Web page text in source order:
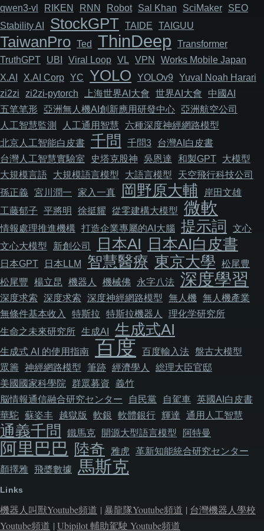
qwen3-vl
RIKEN RNN Robot Sal Khan SciMaker
SEO
Stability AI
StockGPT TAIDE TAIGUU
TaiwanPro Ted ThinDeep
Transformer
TruthGPT
UBI Viral Loop VL VPN
Works Mobile Japan
X.AI
X.AI Corp YC YOLO YOLOv9
Yuval Noah Harari
zi2zi
zi2zi-pytorch 上海世界AI大會 世界AI大會
中國AI
五笔笔形
亞洲無人機AI創新應用研發中心 亞洲航空公司
人工智慧監測
人工通用智慧
六種深度神經網路模型
北京人工智能白皮書 千問 千問3
台灣AI白皮書
台灣人工智慧實驗室
史塔克股神 吳恩達 和製GPT
大模型
大規模言語
大規模語言模型 大語言模型
天空飛行科技公司
孫正義
宮川潤一 家入一真 岡野原大輔
岸田文雄
工藤郁子
平將明 徐挺耀 從零建構大模型 微軟
情報處理推進機構 打造企業專屬的AI大腦 提示詞
文心
文心大模型
新創公司 日本AI 日本AI白皮書
日本GPT 日本LLM 智慧醫療 東京大學
松尾豊
松尾豐
楊立昆 機器人 機械佛 永字八法 深度學習
深度求索 深度求索 深度神經網路模型 無人機
無人機產業
無條件基本收入
特斯拉 特斯拉機器人
理化学研究所
生命之未來研究所 生成AI 生成式AI
生成式 AI 的使用指南 百度 百度輸入法 盤古大模型
眾籌
神經網路模型 筆跡 經濟學人
総理大臣官邸
美國國家科學院
群眾募資
義竹
脳情報通信融合研究センター
自民黨 自駕車 英國AI白皮書
華駝 蘇姿丰 越獄版 軟銀 軟體銀行 輝達 通用人工智慧
通義千問 鐵馬克 開源大型語言模型 阿特曼
阿里巴巴 陸奇 雅虎
革新知能統合研究センター
顏擇雅 飛槳數據 馬斯克
Links
機器人叫獸Youtube頻道 | 暴龍隊Youtube頻道 | 台灣機器人學校
Youtube頻道 | Ubipilot 輔助駕駛 Youtube頻道